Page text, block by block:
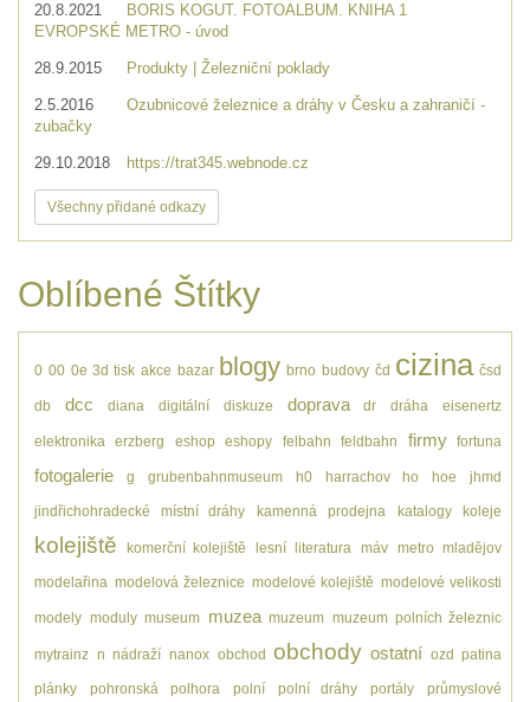
20.8.2021
BORIS KOGUT. FOTOALBUM. KNIHA 1
EVROPSKÉ METRO - úvod
28.9.2015 Produkty | Železniční poklady
2.5.2016
Ozubnicové železnice a dráhy v Česku a zahraničí -
zubačky
29.10.2018 https://trat345.webnode.cz
Všechny přidané odkazy
Oblíbené Štítky
0 00 0e 3d tisk akce bazar blogy brno budovy čd cizina čsd
db dcc diana digitální diskuze doprava dr dráha eisenertz
elektronika erzberg eshop eshopy felbahn feldbahn firmy fortuna
fotogalerie g grubenbahnmuseum h0 harrachov ho hoe jhmd
jindřichohradecké místní dráhy kamenná prodejna katalogy koleje
kolejiště komerční kolejiště lesní literatura máv metro mladějov
modelařina modelová železnice modelové kolejiště modelové velikosti
modely moduly museum muzea muzeum muzeum polních železnic
mytrainz n nádraží nanox obchod obchody ostatní ozd patina
plánky pohronská polhora polní polní dráhy portály průmyslové